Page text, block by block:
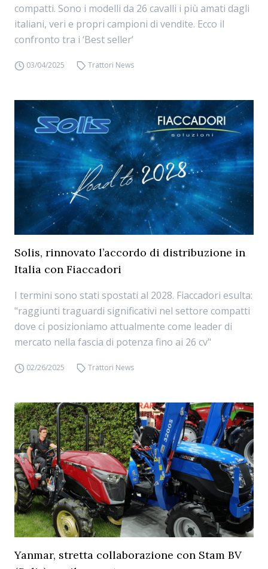
compatti. Sono i modelli da 26 cavalli i più amati dagli
italiani, veri e propri campioni di vendite. Ecco il
confronto tra i ‘Best seller’
03/04/2025 Trattori News
Solis, rinnovato l’accordo di distribuzione in
Italia con Fiaccadori
I termini sono stati spostati al 2028. Fiaccadori esulta:
"raggiunti traguardi significativi nel settore compatti
dove ci posizioniamo attualmente come leader di
mercato nella fascia di potenza fino ai 26 cv"
02/26/2025 Trattori News
Yanmar, stretta collaborazione con Stam BV